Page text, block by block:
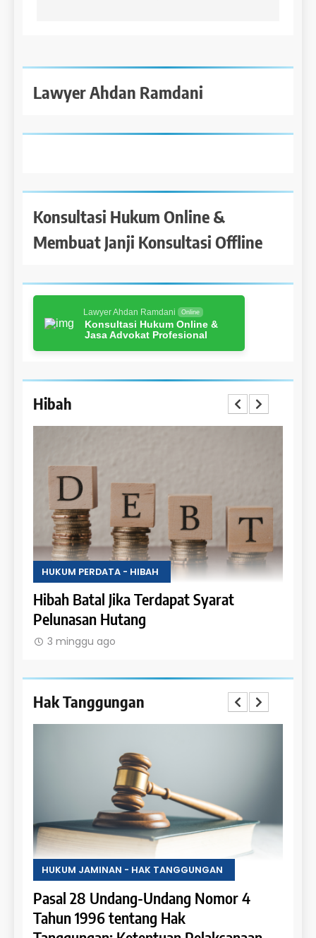
Lawyer Ahdan Ramdani
Konsultasi Hukum Online &
Membuat Janji Konsultasi Offline
Lawyer Ahdan Ramdani Online
Konsultasi Hukum Online &
Jasa Advokat Profesional
Hibah
HUKUM PERDATA - HIBAH
Hibah Batal Jika Terdapat Syarat
Pelunasan Hutang
3 minggu ago
Hak Tanggungan
HUKUM JAMINAN - HAK TANGGUNGAN
Pasal 28 Undang-Undang Nomor 4
Tahun 1996 tentang Hak